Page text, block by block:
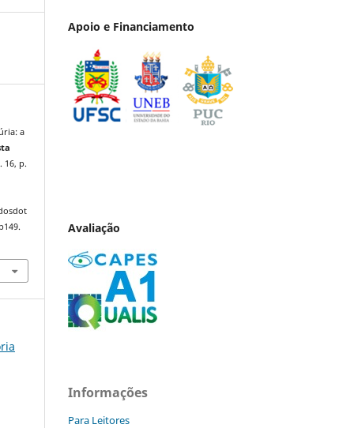
a
16, p.
Apoio e Financiamento
Avaliação
Informações
Para Leitores